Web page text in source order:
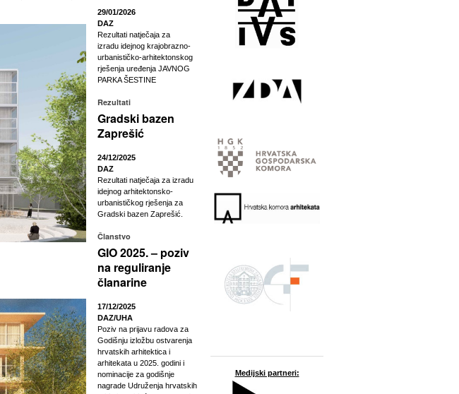
29/01/2026
DAZ
Rezultati natječaja za
izradu idejnog krajobrazno-
urbanističko-arhitektonskog
rješenja uređenja JAVNOG
PARKA ŠESTINE
Rezultati
Gradski bazen
Zaprešić
24/12/2025
DAZ
Rezultati natječaja za izradu
idejnog arhitektonsko-
urbanističkog rješenja za
Gradski bazen Zaprešić.
Članstvo
GIO 2025. – poziv
na reguliranje
članarine
17/12/2025
DAZ/UHA
Poziv na prijavu radova za
Godišnju izložbu ostvarenja
hrvatskih arhitektica i
arhitekata u 2025. godini i
nominacije za godišnje
nagrade Udruženja hrvatskih
Medijski partneri: